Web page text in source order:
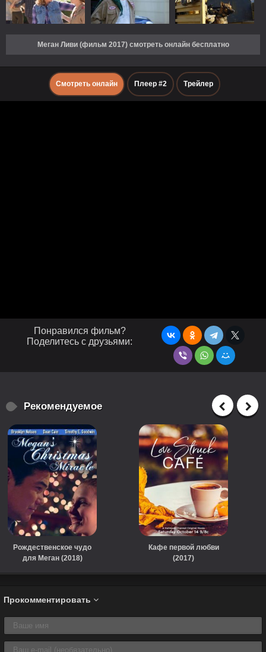
Меган Ливи (фильм 2017) смотреть онлайн бесплатно
Смотреть онлайн Плеер #2 Трейлер
Понравился фильм?
Поделитесь с друзьями:
Рекомендуемое
Рождественское чудо
для Меган (2018)
Кафе первой любви
(2017)
Прокомментировать